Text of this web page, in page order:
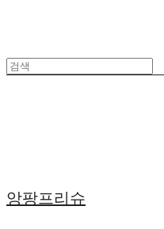
앙팡프리슈